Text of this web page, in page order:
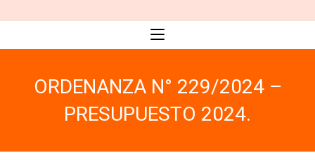
ORDENANZA N° 229/2024 –
PRESUPUESTO 2024.